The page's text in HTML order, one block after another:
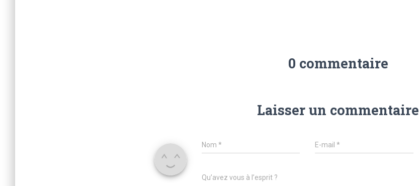
0 commentaire
Laisser un commentaire
Nom * E-mail*
Qu’avez vous à l’esprit ?